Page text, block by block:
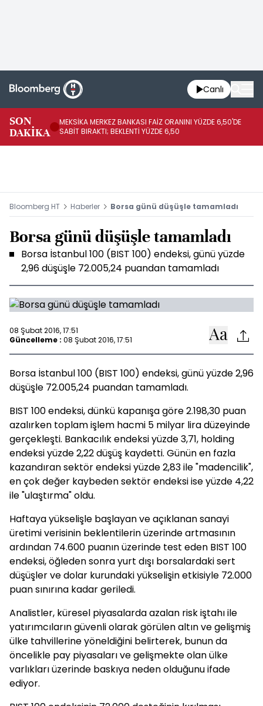
Canlı
SON
DAKİKA
MEKSİKA MERKEZ BANKASI FAİZ ORANINI YÜZDE 6,50'DE
SABİT BIRAKTI; BEKLENTİ YÜZDE 6,50
Bloomberg HT Haberler Borsa günü düşüşle tamamladı
Borsa günü düşüşle tamamladı
Borsa İstanbul 100 (BIST 100) endeksi, günü yüzde
2,96 düşüşle 72.005,24 puandan tamamladı
08 Şubat 2016, 17:51
Güncelleme : 08 Şubat 2016, 17:51
Borsa İstanbul 100 (BIST 100) endeksi, günü yüzde 2,96
düşüşle 72.005,24 puandan tamamladı.
BIST 100 endeksi, dünkü kapanışa göre 2.198,30 puan
azalırken toplam işlem hacmi 5 milyar lira düzeyinde
gerçekleşti. Bankacılık endeksi yüzde 3,71, holding
endeksi yüzde 2,22 düşüş kaydetti. Günün en fazla
kazandıran sektör endeksi yüzde 2,83 ile "madencilik",
en çok değer kaybeden sektör endeksi ise yüzde 4,22
ile "ulaştırma" oldu.
Haftaya yükselişle başlayan ve açıklanan sanayi
üretimi verisinin beklentilerin üzerinde artmasının
ardından 74.600 puanın üzerinde test eden BIST 100
endeksi, öğleden sonra yurt dışı borsalardaki sert
düşüşler ve dolar kurundaki yükselişin etkisiyle 72.000
puan sınırına kadar geriledi.
Analistler, küresel piyasalarda azalan risk iştahı ile
yatırımcıların güvenli olarak görülen altın ve gelişmiş
ülke tahvillerine yöneldiğini belirterek, bunun da
öncelikle pay piyasaları ve gelişmekte olan ülke
varlıkları üzerinde baskıya neden olduğunu ifade
ediyor.